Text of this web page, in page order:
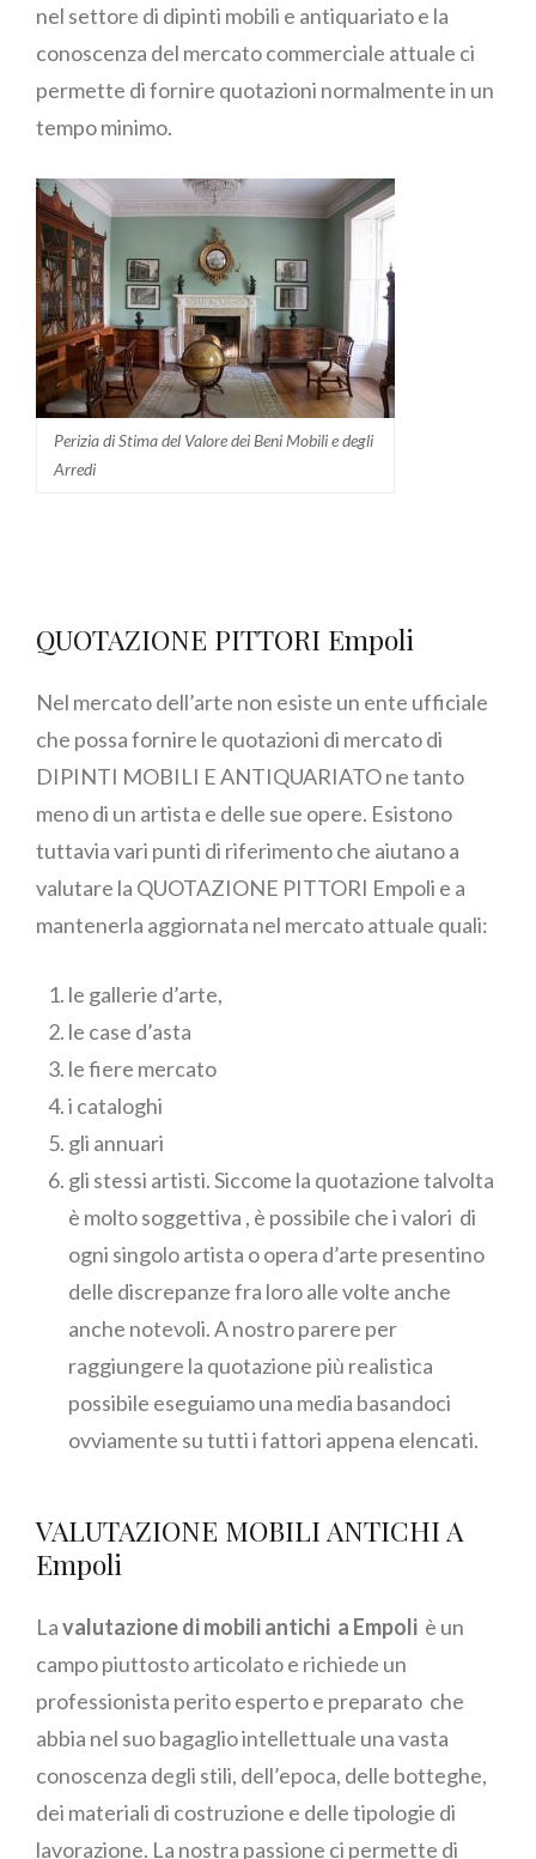
nel settore di dipinti mobili e antiquariato e la
conoscenza del mercato commerciale attuale ci
permette di fornire quotazioni normalmente in un
tempo minimo.
Perizia di Stima del Valore dei Beni Mobili e degli
Arredi
QUOTAZIONE PITTORI Empoli
Nel mercato dell’arte non esiste un ente ufficiale
che possa fornire le quotazioni di mercato di
DIPINTI MOBILI E ANTIQUARIATO ne tanto
meno di un artista e delle sue opere. Esistono
tuttavia vari punti di riferimento che aiutano a
valutare la QUOTAZIONE PITTORI Empoli e a
mantenerla aggiornata nel mercato attuale quali:
le gallerie d’arte,
le case d’asta
le fiere mercato
i cataloghi
gli annuari
gli stessi artisti. Siccome la quotazione talvolta
è molto soggettiva , è possibile che i valori di
ogni singolo artista o opera d’arte presentino
delle discrepanze fra loro alle volte anche
anche notevoli. A nostro parere per
raggiungere la quotazione più realistica
possibile eseguiamo una media basandoci
ovviamente su tutti i fattori appena elencati.
VALUTAZIONE MOBILI ANTICHI A
Empoli
Lavalutazione di mobili antichi a Empoli è un
campo piuttosto articolato e richiede un
professionista perito esperto e preparato che
abbia nel suo bagaglio intellettuale una vasta
conoscenza degli stili, dell’epoca, delle botteghe,
dei materiali di costruzione e delle tipologie di
lavorazione. La nostra passione ci permette di